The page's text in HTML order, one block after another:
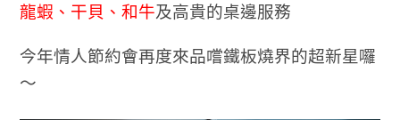
龍蝦、干貝、和牛及高貴的桌邊服務
今年情人節約會再度來品嚐鐵板燒界的超新星囉
～